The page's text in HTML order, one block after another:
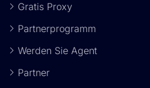
Gratis Proxy
Partnerprogramm
Werden Sie Agent
Partner